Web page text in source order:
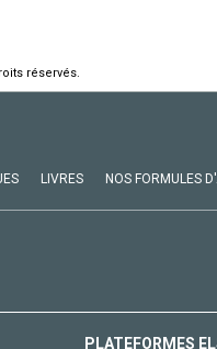
réservés.
LIVRES NOS FORMULES
PLATEFORMES